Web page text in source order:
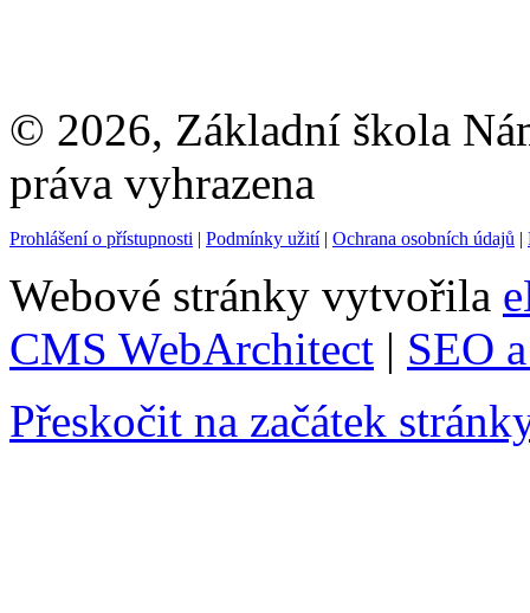
© 2026, Základní škola
práva vyhrazena
Prohlášení o přístupnosti | Podmínky užití| Ochrana osobních údajů |
Webové stránky vytvořila
CMS WebArchitect | SEO
Přeskočit na začátek